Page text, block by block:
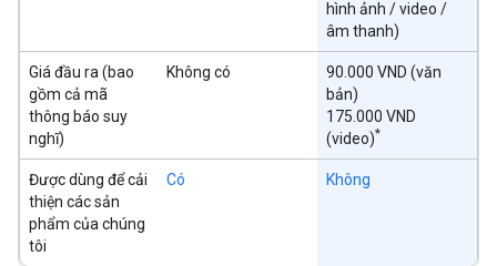
hình ảnh / video /
âm thanh)
Giá đầu ra (bao
gồm cả mã
thông báo suy
nghĩ)
Không có
90.000 VND (văn
bản)
175.000 VND
(video)*
Được dùng để cải
thiện các sản
phẩm của chúng
tôi
Có Không